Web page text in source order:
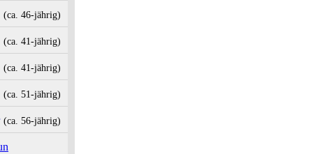
(ca. 46‑jährig)
(ca. 41‑jährig)
(ca. 41‑jährig)
(ca. 51‑jährig)
(ca. 56‑jährig)